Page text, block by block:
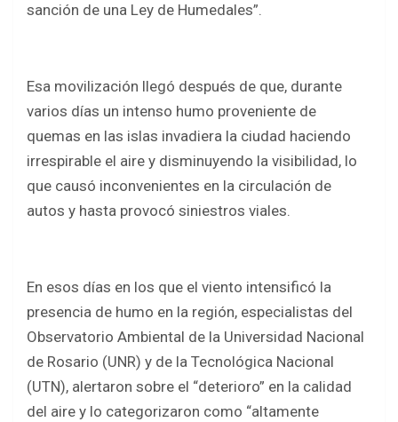
sanción de una Ley de Humedales”.
Esa movilización llegó después de que, durante
varios días un intenso humo proveniente de
quemas en las islas invadiera la ciudad haciendo
irrespirable el aire y disminuyendo la visibilidad, lo
que causó inconvenientes en la circulación de
autos y hasta provocó siniestros viales.
En esos días en los que el viento intensificó la
presencia de humo en la región, especialistas del
Observatorio Ambiental de la Universidad Nacional
de Rosario (UNR) y de la Tecnológica Nacional
(UTN), alertaron sobre el “deterioro” en la calidad
del aire y lo categorizaron como “altamente